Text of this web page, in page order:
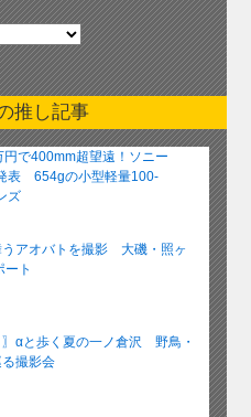
推し記事
円で400mm超望遠！ソニー
表 654gの小型軽量100-
ズ
うアオバトを撮影 大磯・照ヶ
ート
〗αと歩く夏の一ノ倉沢 野鳥・
撮影会